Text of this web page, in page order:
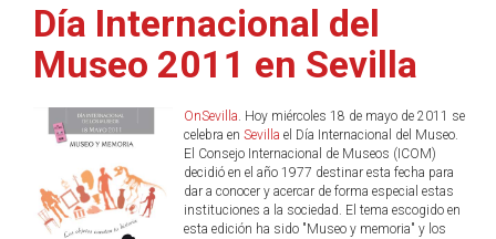
Día Internacional del
Museo 2011 en Sevilla
OnSevilla. Hoy miércoles 18 de mayo de 2011 se
celebra en Sevilla el Día Internacional del Museo.
El Consejo Internacional de Museos (ICOM)
decidió en el año 1977 destinar esta fecha para
dar a conocer y acercar de forma especial estas
instituciones a la sociedad. El tema escogido en
esta edición ha sido "Museo y memoria" y los